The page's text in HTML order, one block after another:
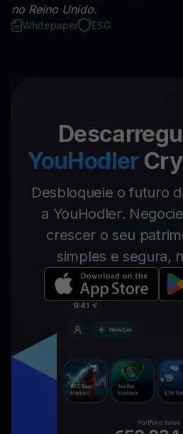
no Reino Unido.
Whitepaper ESG
YouHodler
Desbloqueie o futuro
a YouHodler.
crescer o seu
simples e segura,